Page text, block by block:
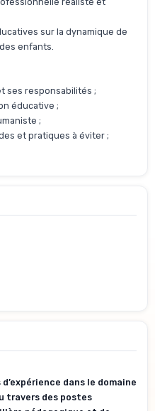
sur la dynamique de
enfants.
ses responsabilités ;
éducative ;
;
et pratiques à éviter ;
dans le domaine
travers des postes